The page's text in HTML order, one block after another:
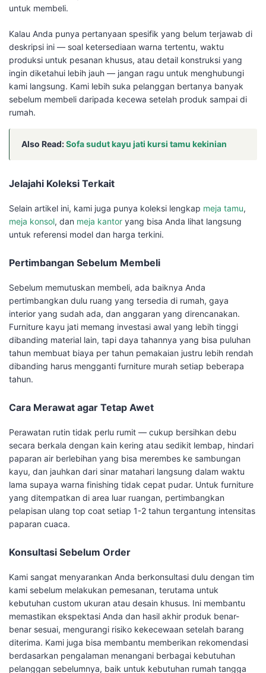
untuk membeli.
Kalau Anda punya pertanyaan spesifik yang belum terjawab di
deskripsi ini — soal ketersediaan warna tertentu, waktu
produksi untuk pesanan khusus, atau detail konstruksi yang
ingin diketahui lebih jauh — jangan ragu untuk menghubungi
kami langsung. Kami lebih suka pelanggan bertanya banyak
sebelum membeli daripada kecewa setelah produk sampai di
rumah.
Also Read:Sofa sudut kayu jati kursi tamu kekinian
Jelajahi Koleksi Terkait
Selain artikel ini, kami juga punya koleksi lengkap meja tamu,
meja konsol, dan meja kantor yang bisa Anda lihat langsung
untuk referensi model dan harga terkini.
Pertimbangan Sebelum Membeli
Sebelum memutuskan membeli, ada baiknya Anda
pertimbangkan dulu ruang yang tersedia di rumah, gaya
interior yang sudah ada, dan anggaran yang direncanakan.
Furniture kayu jati memang investasi awal yang lebih tinggi
dibanding material lain, tapi daya tahannya yang bisa puluhan
tahun membuat biaya per tahun pemakaian justru lebih rendah
dibanding harus mengganti furniture murah setiap beberapa
tahun.
Cara Merawat agar Tetap Awet
Perawatan rutin tidak perlu rumit — cukup bersihkan debu
secara berkala dengan kain kering atau sedikit lembap, hindari
paparan air berlebihan yang bisa merembes ke sambungan
kayu, dan jauhkan dari sinar matahari langsung dalam waktu
lama supaya warna finishing tidak cepat pudar. Untuk furniture
yang ditempatkan di area luar ruangan, pertimbangkan
pelapisan ulang top coat setiap 1-2 tahun tergantung intensitas
paparan cuaca.
Konsultasi Sebelum Order
Kami sangat menyarankan Anda berkonsultasi dulu dengan tim
kami sebelum melakukan pemesanan, terutama untuk
kebutuhan custom ukuran atau desain khusus. Ini membantu
memastikan ekspektasi Anda dan hasil akhir produk benar-
benar sesuai, mengurangi risiko kekecewaan setelah barang
diterima. Kami juga bisa membantu memberikan rekomendasi
berdasarkan pengalaman menangani berbagai kebutuhan
pelanggan sebelumnya, baik untuk kebutuhan rumah tangga